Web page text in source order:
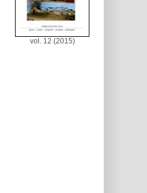
vol. 12 (2015)